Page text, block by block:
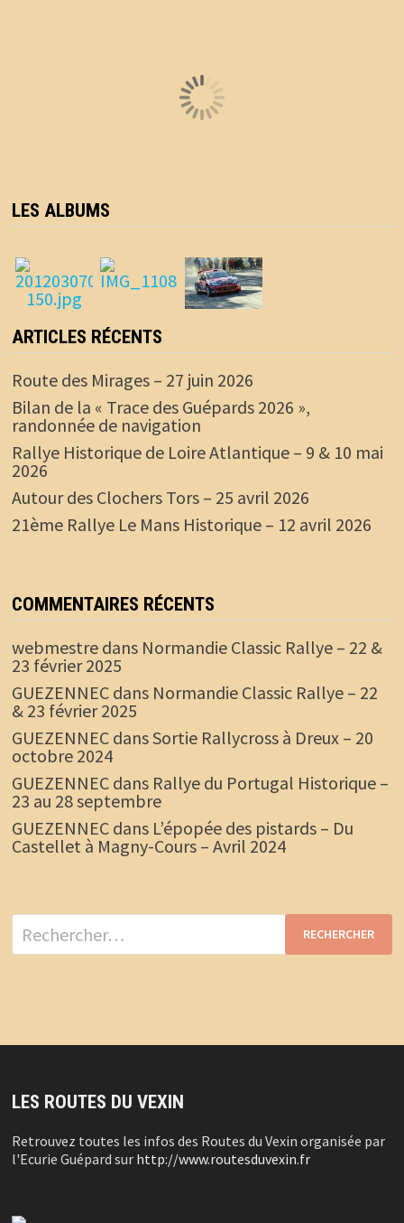
LES ALBUMS
ARTICLES RÉCENTS
Route des Mirages – 27 juin 2026
Bilan de la « Trace des Guépards 2026 »,
randonnée de navigation
Rallye Historique de Loire Atlantique – 9 & 10 mai
2026
Autour des Clochers Tors – 25 avril 2026
21ème Rallye Le Mans Historique – 12 avril 2026
COMMENTAIRES RÉCENTS
webmestredans Normandie Classic Rallye – 22 &
23 février 2025
GUEZENNECdans Normandie Classic Rallye – 22
& 23 février 2025
GUEZENNECdansSortie Rallycross à Dreux – 20
octobre 2024
GUEZENNECdans Rallye du Portugal Historique –
23 au 28 septembre
GUEZENNECdans L’épopée des pistards – Du
Castellet à Magny-Cours – Avril 2024
Rechercher :
LES ROUTES DU VEXIN
Retrouvez toutes les infos des Routes du Vexin organisée par
l'Ecurie Guépard sur http://www.routesduvexin.fr